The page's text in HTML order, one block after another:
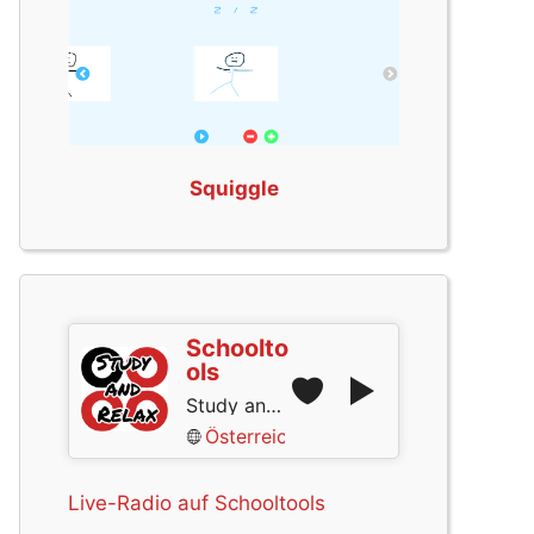
Squiggle
Schoolto
ols
Study and Relax
Österreich
Live-Radio auf Schooltools